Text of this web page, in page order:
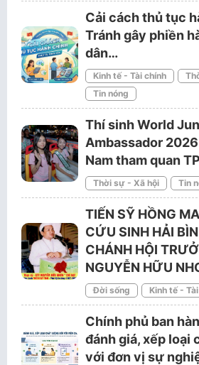
Cải cách thủ tục
Tránh gây phiền
dân…
Kinh tế - Tài chính
Tin nóng
Thí sinh World
Ambassador
Nam tham quan
Thời sự - Xã hội Tin
TIẾN SỸ HỒNG
CỨU SINH HẢI
CHÁNH HỘI
NGUYỄN HỮU
Đời sống Kinh tế -
Chính phủ ban
đánh giá, xếp loại
với đơn vị sự